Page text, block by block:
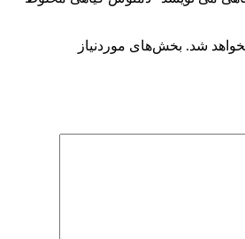
شد. بخش‌های موردنیاز